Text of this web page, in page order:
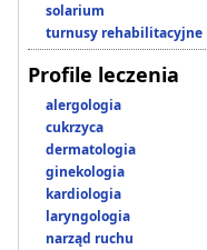
solarium
turnusy rehabilitacyjne
Profile leczenia
alergologia
cukrzyca
dermatologia
ginekologia
kardiologia
laryngologia
narząd ruchu